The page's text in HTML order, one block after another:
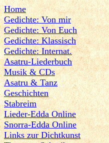
Home
Gedichte: Von mir
Gedichte: Von Euch
Gedichte: Klassisch
Gedichte: Internat.
Asatru-Liederbuch
Musik & CDs
Asatru & Tanz
Geschichten
Stabreim
Lieder-Edda Online
Snorra-Edda Online
Links zur Dichtkunst